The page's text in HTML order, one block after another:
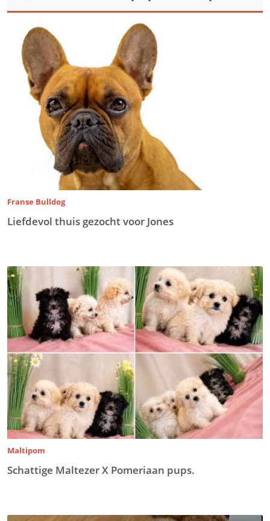
Franse Bulldog
Liefdevol thuis gezocht voor Jones
Maltipom
Schattige Maltezer X Pomeriaan pups.